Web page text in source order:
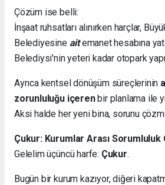
Çözüm ise belli:
İnşaat ruhsatları alınırken harçlar,
Belediyesine aitemanet hesabına
Belediysi'nin yeteri kadar otopark
Ayrıca kentsel dönüşüm süreçlerinin
zorunluluğu içerenbir planlama ile
Aksi halde her yeni bina, sorunu
Çukur: Kurumlar Arası Sorumluluk
Gelelim üçüncü harfe: Çukur.
Bugün bir kurum kazıyor, diğeri